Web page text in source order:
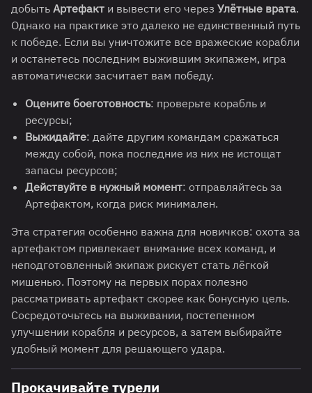
добыть Артефакт и вывести его через Улётные врата.
Однако на практике это далеко не единственный путь
к победе. Если вы уничтожите все вражеские корабли
и останетесь последним выжившим экипажем, игра
автоматически засчитает вам победу.
Оцените боеготовность: проверьте корабль и
ресурсы;
Выжидайте: дайте другим командам сражаться
между собой, пока последние из них не истощат
запасы ресурсов;
Действуйте в нужный момент: отправляйтесь за
Артефактом, когда риск минимален.
Эта стратегия особенно важна для новичков: охота за
артефактом привлекает внимание всех команд, и
неподготовленный экипаж рискует стать лёгкой
мишенью. Поэтому на первых порах полезно
рассматривать артефакт скорее как бонусную цель.
Сосредоточьтесь на выживании, постепенном
улучшении корабля и ресурсов, а затем выбирайте
удобный момент для решающего удара.
Прокачивайте турели